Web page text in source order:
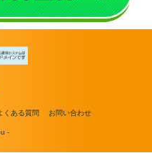
くある質問 お問い合わせ
-